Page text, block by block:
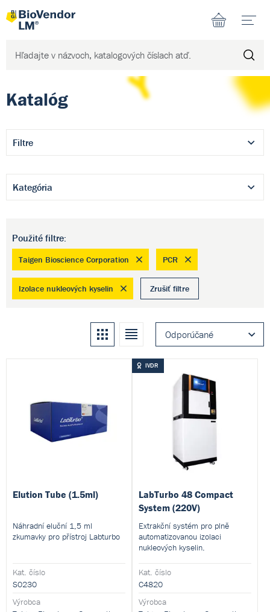
Katalóg
Filtre
Kategória
Použité filtre:
Taigen Bioscience Corporation PCR
Izolace nukleových kyselin Zrušiť filtre
Odporúčané
Kachle Zoznam
Elution Tube (1.5ml)
Náhradní eluční 1,5 ml
zkumavky pro přístroj Labturbo
Kat. číslo
S0230
Výrobca
IVDR
LabTurbo 48 Compact
System (220V)
Extrakční systém pro plně
automatizovanou izolaci
nukleových kyselin.
Kat. číslo
C4820
Výrobca